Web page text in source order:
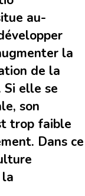
au-
la
de la
elle se
son
trop faible
Dans ce